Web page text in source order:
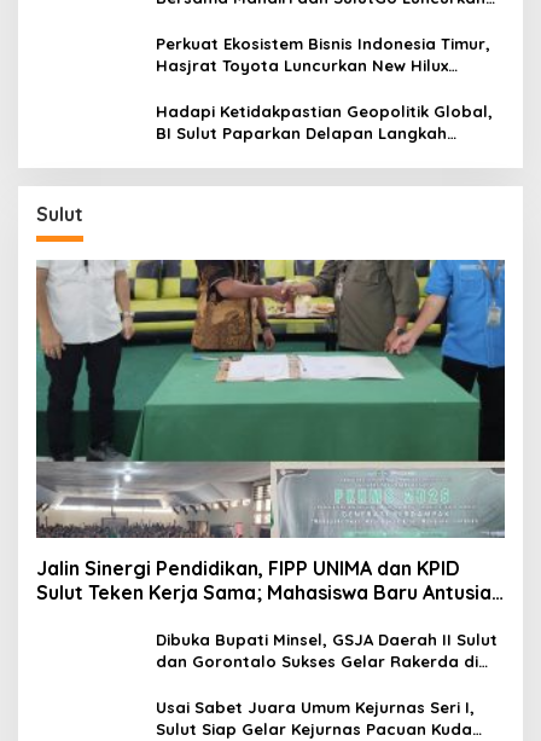
Kepulauan
Perkuat Ekosistem Bisnis Indonesia Timur,
Hasjrat Toyota Luncurkan New Hilux
Hadapi Ketidakpastian Geopolitik Global,
BI Sulut Paparkan Delapan Langkah
Sulut
Jalin Sinergi Pendidikan, FIPP UNIMA dan KPID
Sulut Teken Kerja Sama; Mahasiswa Baru Antusias
Dibuka Bupati Minsel, GSJA Daerah II Sulut
dan Gorontalo Sukses Gelar Rakerda di
Usai Sabet Juara Umum Kejurnas Seri I,
Sulut Siap Gelar Kejurnas Pacuan Kuda